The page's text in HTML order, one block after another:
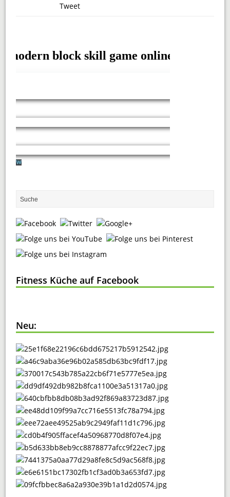
Tweet
Fitness Küche auf Facebook
Neu: